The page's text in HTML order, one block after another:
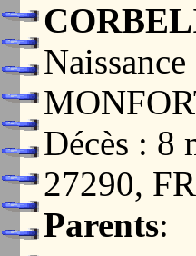
Décès :
27290,
Parents: